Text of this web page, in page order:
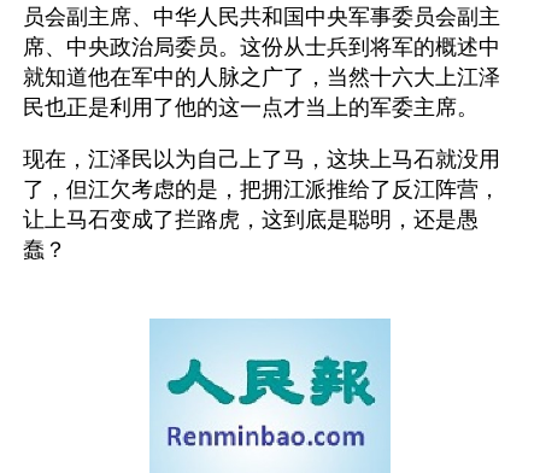
员会副主席、中华人民共和国中央军事委员会副主
席、中央政治局委员。这份从士兵到将军的概述中
就知道他在军中的人脉之广了，当然十六大上江泽
民也正是利用了他的这一点才当上的军委主席。
现在，江泽民以为自己上了马，这块上马石就没用
了，但江欠考虑的是，把拥江派推给了反江阵营，
让上马石变成了拦路虎，这到底是聪明，还是愚
蠢？